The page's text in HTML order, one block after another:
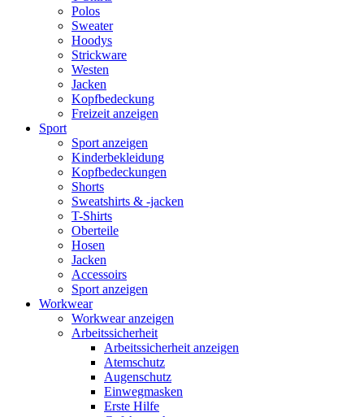
Polos
Sweater
Hoodys
Strickware
Westen
Jacken
Kopfbedeckung
Freizeit anzeigen
Sport
Sport anzeigen
Kinderbekleidung
Kopfbedeckungen
Shorts
Sweatshirts & -jacken
T-Shirts
Oberteile
Hosen
Jacken
Accessoirs
Sport anzeigen
Workwear
Workwear anzeigen
Arbeitssicherheit
Arbeitssicherheit anzeigen
Atemschutz
Augenschutz
Einwegmasken
Erste Hilfe